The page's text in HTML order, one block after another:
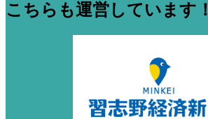
こちらも運営しています！